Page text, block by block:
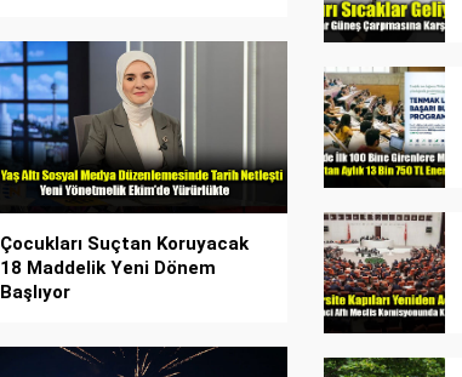
Çocukları Suçtan Koruyacak
18 Maddelik Yeni Dönem
Başlıyor